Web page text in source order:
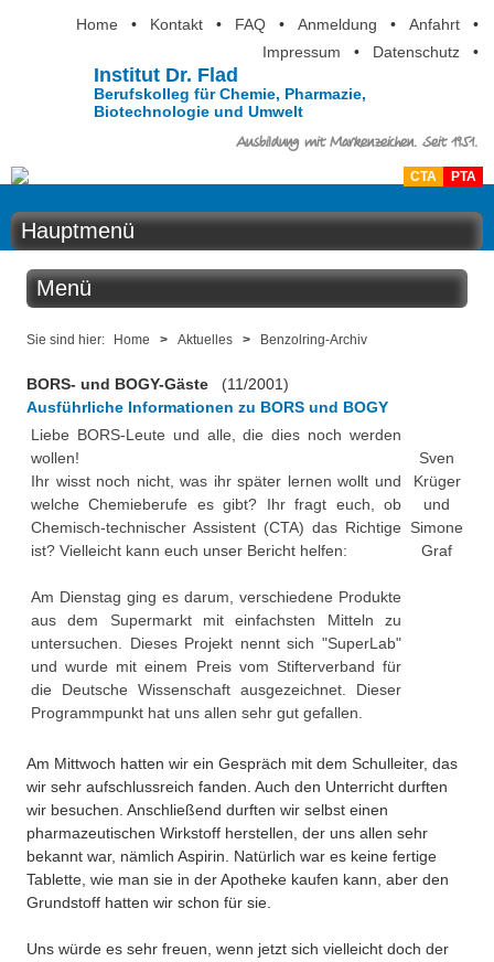
Home • Kontakt • FAQ • Anmeldung • Anfahrt
•
Impressum
• Datenschutz •
Institut Dr. Flad
Berufskolleg für Chemie, Pharmazie,
Biotechnologie und Umwelt
Ausbildung mit Markenzeichen. Seit 1951.
CTA PTA
Hauptmenü
Home
Berufsinformation
Über uns
Besonderheiten
Projekte
Eduthek
Menü
Aktuelles
Der Institutskalender
QM-Zertifizierung nach SGB III / AZAV
Preisrätsel
Pressearchiv
Benzolring-Archiv
Sie sind hier: Home > Aktuelles > Benzolring-Archiv
BORS- und BOGY-Gäste (11/2001)
Ausführliche Informationen zu BORS und BOGY
Liebe BORS-Leute und alle, die dies noch werden
wollen!
Ihr wisst noch nicht, was ihr später lernen wollt und
welche Chemieberufe es gibt? Ihr fragt euch, ob
Chemisch-technischer Assistent (CTA) das Richtige
ist? Vielleicht kann euch unser Bericht helfen:
Am Dienstag ging es darum, verschiedene Produkte
aus dem Supermarkt mit einfachsten Mitteln zu
untersuchen. Dieses Projekt nennt sich "SuperLab"
und wurde mit einem Preis vom Stifterverband für
die Deutsche Wissenschaft ausgezeichnet. Dieser
Programmpunkt hat uns allen sehr gut gefallen.
Sven
Krüger
und
Simone
Graf
Am Mittwoch hatten wir ein Gespräch mit dem Schulleiter, das
wir sehr aufschlussreich fanden. Auch den Unterricht durften
wir besuchen. Anschließend durften wir selbst einen
pharmazeutischen Wirkstoff herstellen, der uns allen sehr
bekannt war, nämlich Aspirin. Natürlich war es keine fertige
Tablette, wie man sie in der Apotheke kaufen kann, aber den
Grundstoff hatten wir schon für sie.
Uns würde es sehr freuen, wenn jetzt sich vielleicht doch der